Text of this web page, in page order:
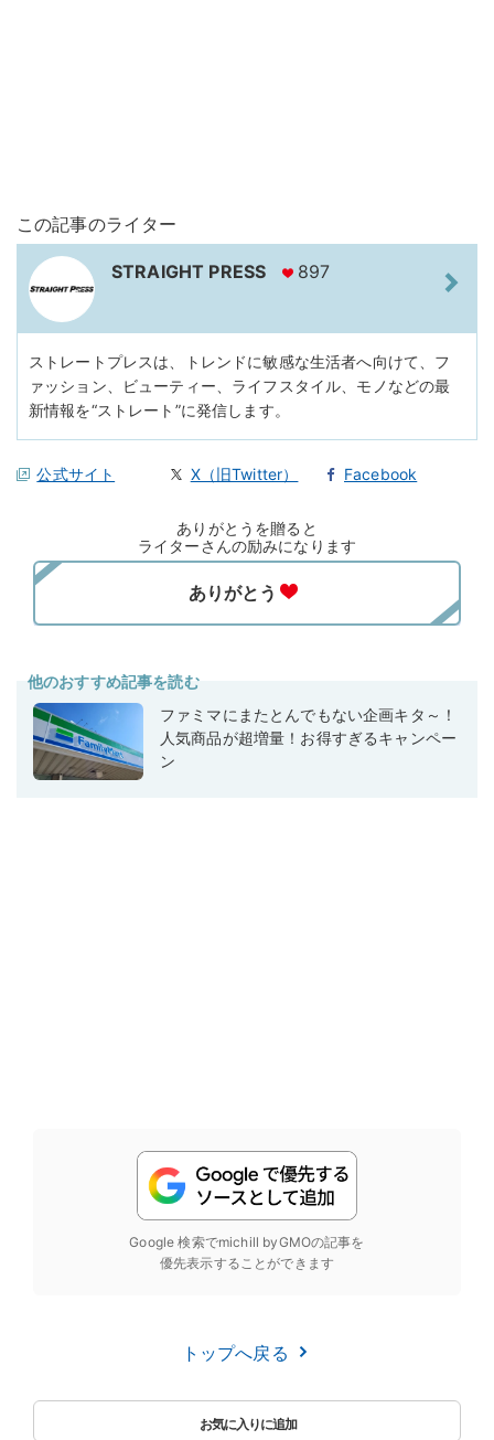
この記事のライター
STRAIGHT PRESS 897
ストレートプレスは、トレンドに敏感な生活者へ向けて、フ
ァッション、ビューティー、ライフスタイル、モノなどの最
新情報を“ストレート”に発信します。
公式サイト X（旧Twitter） Facebook
ありがとうを贈ると
ライターさんの励みになります
他のおすすめ記事を読む
ファミマにまたとんでもない企画キタ～！
人気商品が超増量！お得すぎるキャンペー
ン
Google 検索でmichill byGMOの記事を
優先表示することができます
トップへ戻る